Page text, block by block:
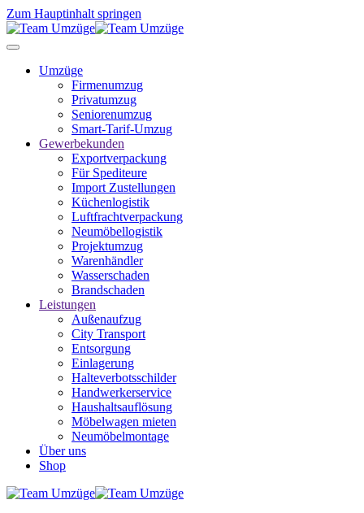
Zum Hauptinhalt springen
Umzüge
Firmenumzug
Privatumzug
Seniorenumzug
Smart-Tarif-Umzug
Gewerbekunden
Exportverpackung
Für Spediteure
Import Zustellungen
Küchenlogistik
Luftfrachtverpackung
Neumöbellogistik
Projektumzug
Warenhändler
Wasserschaden
Brandschaden
Leistungen
Außenaufzug
City Transport
Entsorgung
Einlagerung
Halteverbotsschilder
Handwerkerservice
Haushaltsauflösung
Möbelwagen mieten
Neumöbelmontage
Über uns
Shop